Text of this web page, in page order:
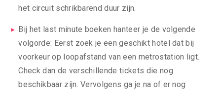
het circuit schrikbarend duur zijn.
Bij het last minute boeken hanteer je de volgende
volgorde: Eerst zoek je een geschikt hotel dat bij
voorkeur op loopafstand van een metrostation ligt.
Check dan de verschillende tickets die nog
beschikbaar zijn. Vervolgens ga je na of er nog